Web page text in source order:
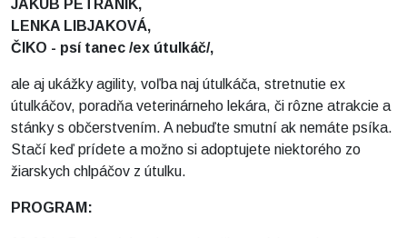
JAKUB PETRANÍK,
LENKA LIBJAKOVÁ,
ČIKO - psí tanec /ex útulkáč/,
ale aj ukážky agility, voľba naj útulkáča, stretnutie ex
útulkáčov, poradňa veterinárneho lekára, či rôzne atrakcie a
stánky s občerstvením. A nebuďte smutní ak nemáte psíka.
Stačí keď prídete a možno si adoptujete niektorého zo
žiarskych chlpáčov z útulku.
PROGRAM: